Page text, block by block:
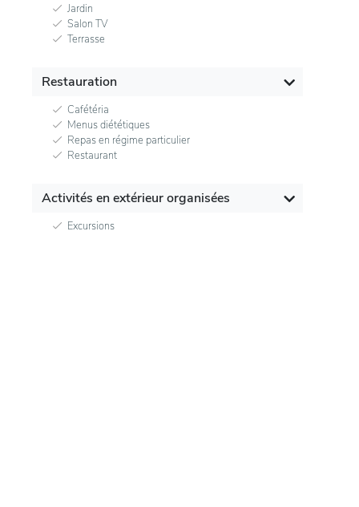
Jardin
Salon TV
Terrasse
Restauration
Cafétéria
Menus diététiques
Repas en régime particulier
Restaurant
Activités en extérieur organisées
Excursions